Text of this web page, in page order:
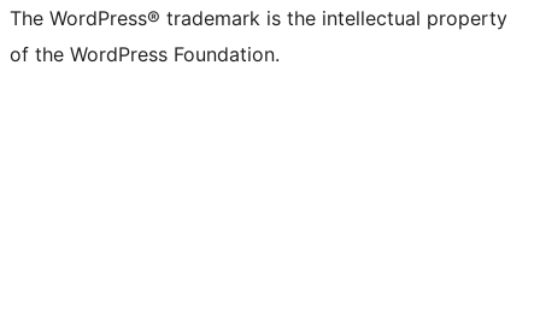
The WordPress® trademark is the intellectual property
of the WordPress Foundation.